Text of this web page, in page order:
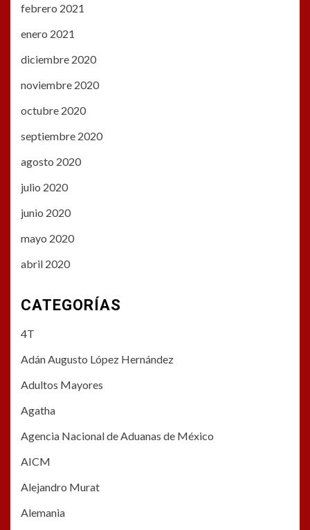
febrero 2021
enero 2021
diciembre 2020
noviembre 2020
octubre 2020
septiembre 2020
agosto 2020
julio 2020
junio 2020
mayo 2020
abril 2020
CATEGORÍAS
4T
Adán Augusto López Hernández
Adultos Mayores
Agatha
Agencia Nacional de Aduanas de México
AICM
Alejandro Murat
Alemania